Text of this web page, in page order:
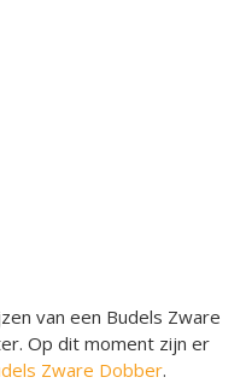
van een Budels Zware
Op dit moment zijn er
Zware Dobber.